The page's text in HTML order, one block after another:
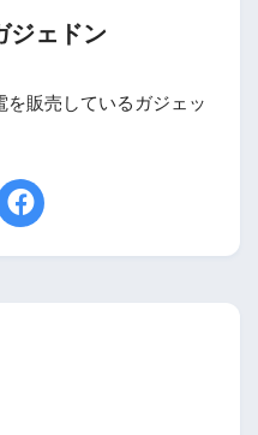
ジェドン
販売しているガジェッ